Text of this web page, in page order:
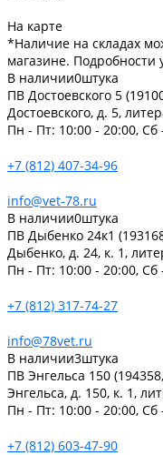
На карте
*Наличие на складах
магазине. Подробности
В наличии0штука
ПВ Достоевского 5
Достоевского, д. 5,
Пн - Пт: 10:00 - 20:00,
+7 (812) 407-34-96
info@vet-78.ru
В наличии0штука
ПВ Дыбенко 24к1
Дыбенко, д. 24, к. 1,
Пн - Пт: 10:00 - 20:00,
+7 (812) 317-74-27
info@78vet.ru
В наличии3штука
ПВ Энгельса 150
Энгельса, д. 150, к. 1,
Пн - Пт: 10:00 - 20:00,
+7 (812) 603-47-90